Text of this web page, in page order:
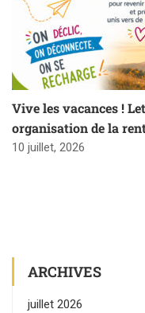
Vive les vacances !
organisation de la
10 juillet, 2026
ARCHIVES
juillet 2026